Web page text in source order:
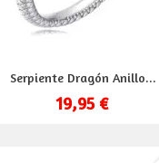
Serpiente Dragón Anillo...
19,95 €